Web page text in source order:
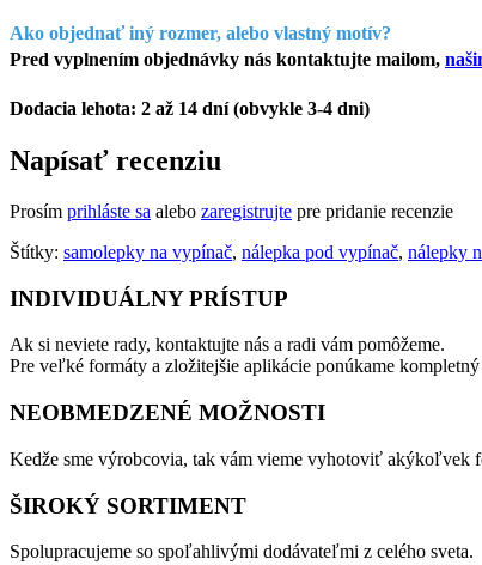
Ako objednať iný rozmer, alebo vlastný motív?
Pred vyplnením objednávky nás kontaktujte mailom,
Dodacia lehota: 2 až 14 dní (obvykle 3-4 dni)
Napísať recenziu
Prosím prihláste sa alebo zaregistrujte pre pridanie recenzie
Štítky: samolepky na vypínač, nálepka pod vypínač, nálepky
INDIVIDUÁLNY PRÍSTUP
Ak si neviete rady, kontaktujte nás a radi vám pomôžeme.
Pre veľké formáty a zložitejšie aplikácie ponúkame
NEOBMEDZENÉ MOŽNOSTI
Kedže sme výrobcovia, tak vám vieme vyhotoviť akýkoľvek
ŠIROKÝ SORTIMENT
Spolupracujeme so spoľahlivými dodávateľmi z celého sveta.